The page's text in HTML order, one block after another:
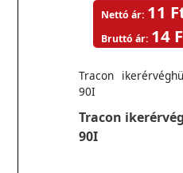
Tracon
90I
Tracon
90I
Nettó ár: 11
Bruttó ár: 14